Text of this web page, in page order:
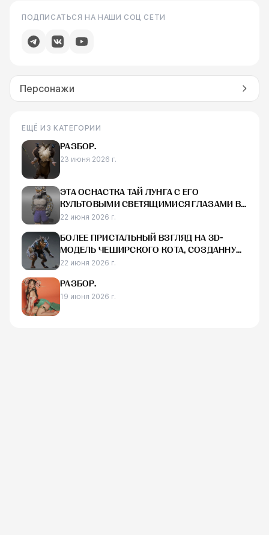
ПОДПИСАТЬСЯ НА НАШИ СОЦ СЕТИ
Персонажи
ЕЩЁ ИЗ КАТЕГОРИИ
РАЗБОР.
23 июня 2026 г.
ЭТА ОСНАСТКА ТАЙ ЛУНГА С ЕГО
КУЛЬТОВЫМИ СВЕТЯЩИМИСЯ ГЛАЗАМИ В
MAYA ВЫГЛЯДИТ ДЕЙСТВИТЕЛЬНО КРУТО
22 июня 2026 г.
БОЛЕЕ ПРИСТАЛЬНЫЙ ВЗГЛЯД НА 3D-
МОДЕЛЬ ЧЕШИРСКОГО КОТА, СОЗДАННУЮ
ДЛЯ RAID:
22 июня 2026 г.
РАЗБОР.
19 июня 2026 г.